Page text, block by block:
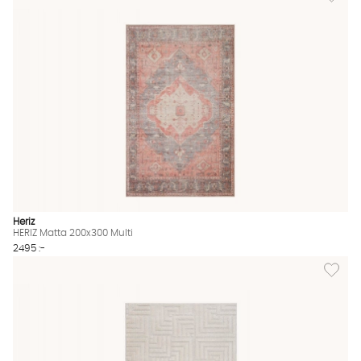
Heriz
HERIZ Matta 200x300 Multi
2495 :-
Lägg